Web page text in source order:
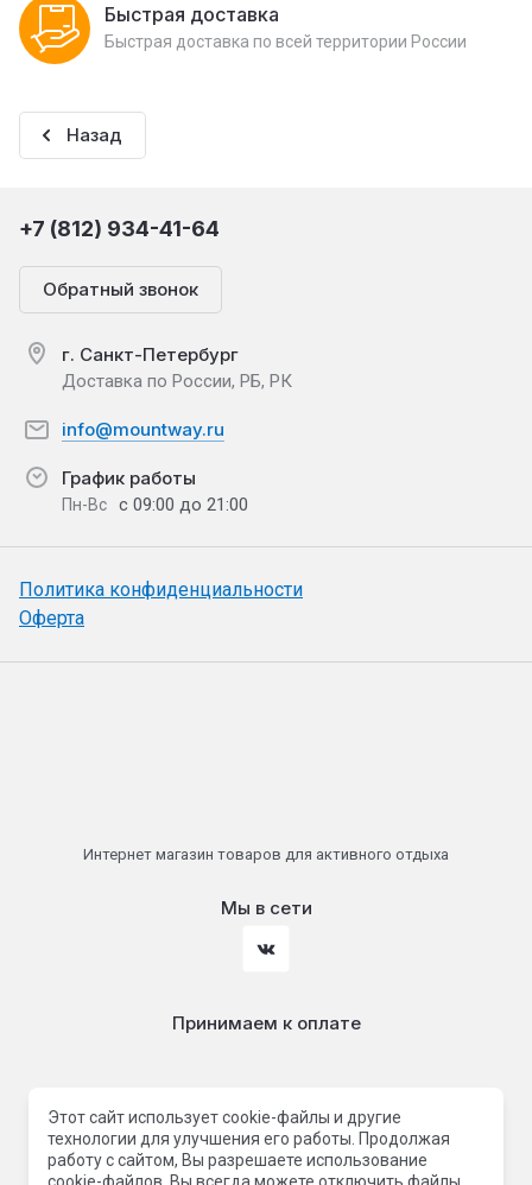
Быстрая доставка
Быстрая доставка по всей территории России
Назад
+7 (812) 934-41-64
Обратный звонок
г. Санкт-Петербург
Доставка по России, РБ, РК
info@mountway.ru
График работы
Пн-Вс с 09:00 до 21:00
Политика конфиденциальности
Оферта
Интернет магазин товаров для активного отдыха
Мы в сети
Принимаем к оплате
Этот сайт использует cookie-файлы и другие
технологии для улучшения его работы. Продолжая
работу с сайтом, Вы разрешаете использование